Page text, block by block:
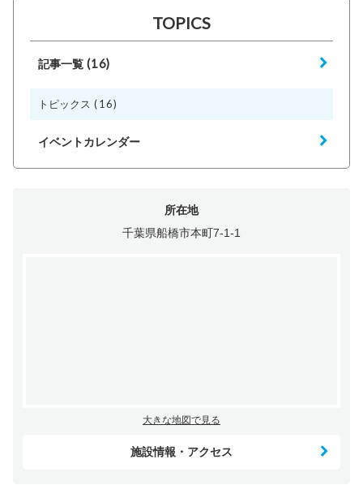
TOPICS
記事一覧 (16)
トピックス (16)
イベントカレンダー
所在地
千葉県船橋市本町7-1-1
大きな地図で見る
施設情報・アクセス